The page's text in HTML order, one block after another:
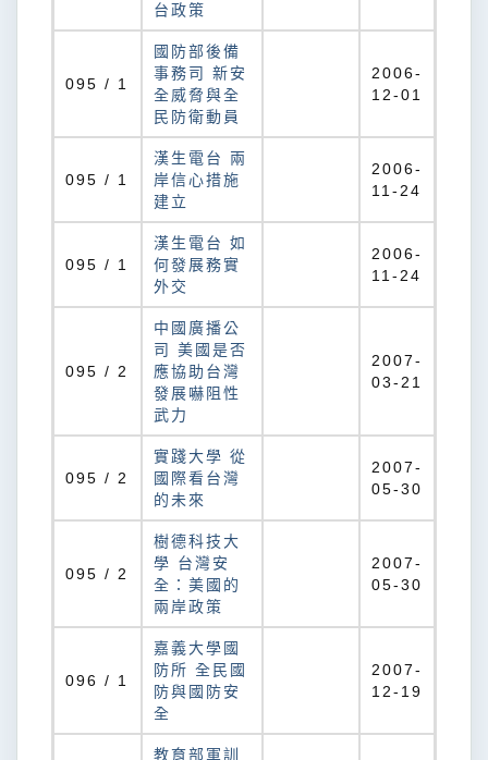
台政策
095 / 1
國防部後備
事務司 新安
全威脅與全
民防衛動員
2006-
12-01
095 / 1
漢生電台 兩
岸信心措施
建立
2006-
11-24
095 / 1
漢生電台 如
何發展務實
外交
2006-
11-24
095 / 2
中國廣播公
司 美國是否
應協助台灣
發展嚇阻性
武力
2007-
03-21
095 / 2
實踐大學 從
國際看台灣
的未來
2007-
05-30
095 / 2
樹德科技大
學 台灣安
全：美國的
兩岸政策
2007-
05-30
096 / 1
嘉義大學國
防所 全民國
防與國防安
全
2007-
12-19
教育部軍訓